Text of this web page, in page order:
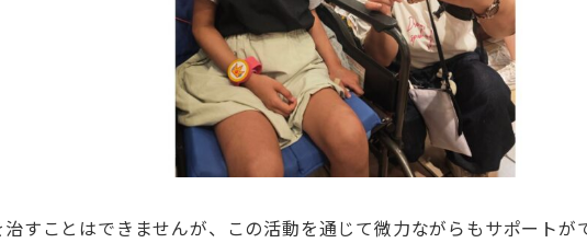
すことはできませんが、この活動を通じて微力ながらもサポートが